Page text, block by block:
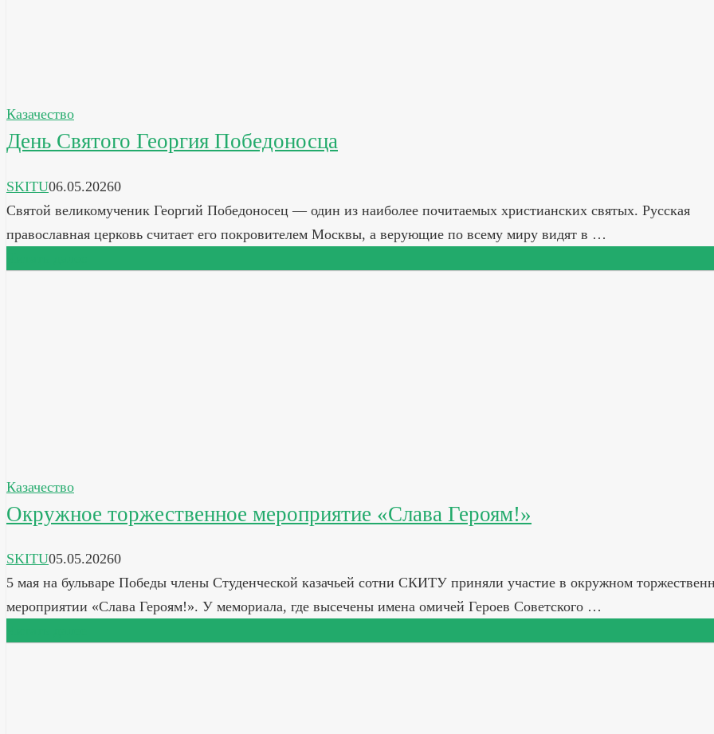
Казачество
День Святого Георгия Победоносца
SKITU06.05.20260
Святой великомученик Георгий Победоносец — один из наиболее почитаемых христианских святых. Русская
православная церковь считает его покровителем Москвы, а верующие по всему миру видят в …
Казачество
Окружное торжественное мероприятие «Слава Героям!»
SKITU05.05.20260
5 мая на бульваре Победы члены Студенческой казачьей сотни СКИТУ приняли участие в окружном
мероприятии «Слава Героям!». У мемориала, где высечены имена омичей Героев Советского …